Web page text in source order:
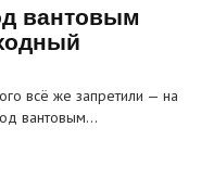
вантовым
всё же запретили — на
вантовым…